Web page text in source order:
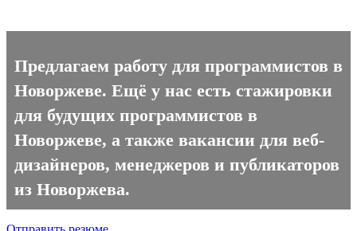
Предлагаем работу для программистов в
Новоржеве. Ещё у нас есть стажировки
для будущих программистов в
Новоржеве, а также вакансии для веб-
дизайнеров, менеджеров и публикаторов
из Новоржева.